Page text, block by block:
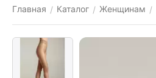
Главная / Каталог / Женщинам /